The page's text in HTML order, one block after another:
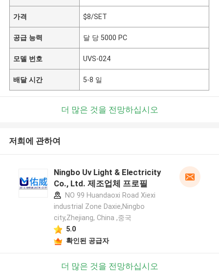
가격 $8/SET
공급 능력 달 당 5000 PC
모델 번호 UVS-024
배달 시간 5-8 일
더 많은 것을 전망하십시오
저희에 관하여
Ningbo Uv Light & Electricity
Co., Ltd. 제조업체 프로필
NO 99 Huandaoxi Road Xiexi
industrial Zone Daxie,Ningbo
city,Zhejiang, China ,중국
5.0
확인된 공급자
더 많은 것을 전망하십시오